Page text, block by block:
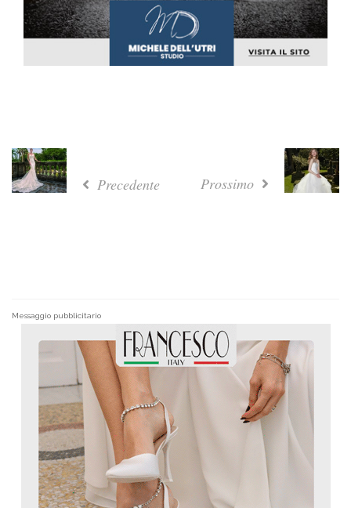
Precedente Prossimo
Messaggio pubblicitario